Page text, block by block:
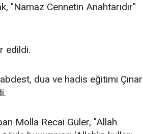
"Namaz Cennetin Anahtarıdır"
edildi.
dua ve hadis eğitimi Çınar
Molla Recai Güler, "Allah